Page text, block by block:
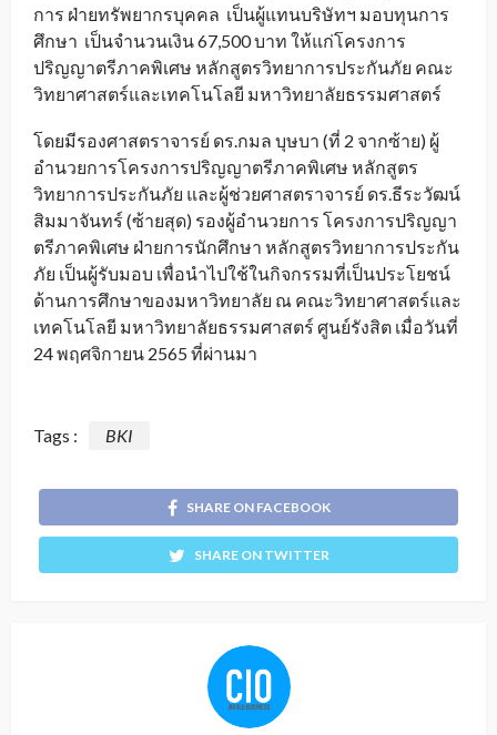
การ ฝ่ายทรัพยากรบุคคล เป็นผู้แทนบริษัทฯ มอบทุนการ
ศึกษา เป็นจำนวนเงิน 67,500 บาท ให้แก่โครงการ
ปริญญาตรีภาคพิเศษ หลักสูตรวิทยาการประกันภัย คณะ
วิทยาศาสตร์และเทคโนโลยี มหาวิทยาลัยธรรมศาสตร์
โดยมีรองศาสตราจารย์ ดร.กมล บุษบา (ที่ 2 จากซ้าย) ผู้
อำนวยการโครงการปริญญาตรีภาคพิเศษ หลักสูตร
วิทยาการประกันภัย และผู้ช่วยศาสตราจารย์ ดร.ธีระวัฒน์
สิมมาจันทร์ (ซ้ายสุด) รองผู้อำนวยการ โครงการปริญญา
ตรีภาคพิเศษ ฝ่ายการนักศึกษา หลักสูตรวิทยาการประกัน
ภัย เป็นผู้รับมอบ เพื่อนำไปใช้ในกิจกรรมที่เป็นประโยชน์
ด้านการศึกษาของมหาวิทยาลัย ณ คณะวิทยาศาสตร์และ
เทคโนโลยี มหาวิทยาลัยธรรมศาสตร์ ศูนย์รังสิต เมื่อวันที่
24 พฤศจิกายน 2565 ที่ผ่านมา
Tags : BKI
SHARE ON FACEBOOK
SHARE ON TWITTER